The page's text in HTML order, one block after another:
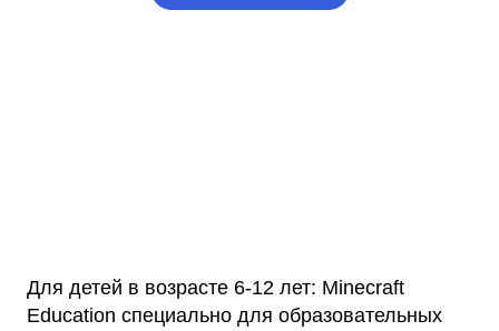
Для детей в возрасте 6-12 лет: Minecraft
Education специально для образовательных